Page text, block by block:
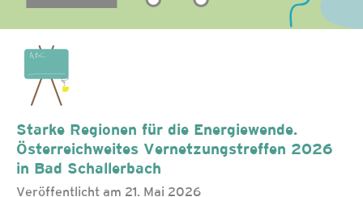
Starke Regionen für die Energiewende.
Österreichweites Vernetzungstreffen 2026
in Bad Schallerbach
Veröffentlicht am 21. Mai 2026